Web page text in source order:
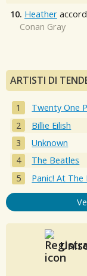
10. Heather
Conan Gray
ARTISTI DI
Twenty One
Billie Eilish
Unknown
The Beatles
Panic! At The